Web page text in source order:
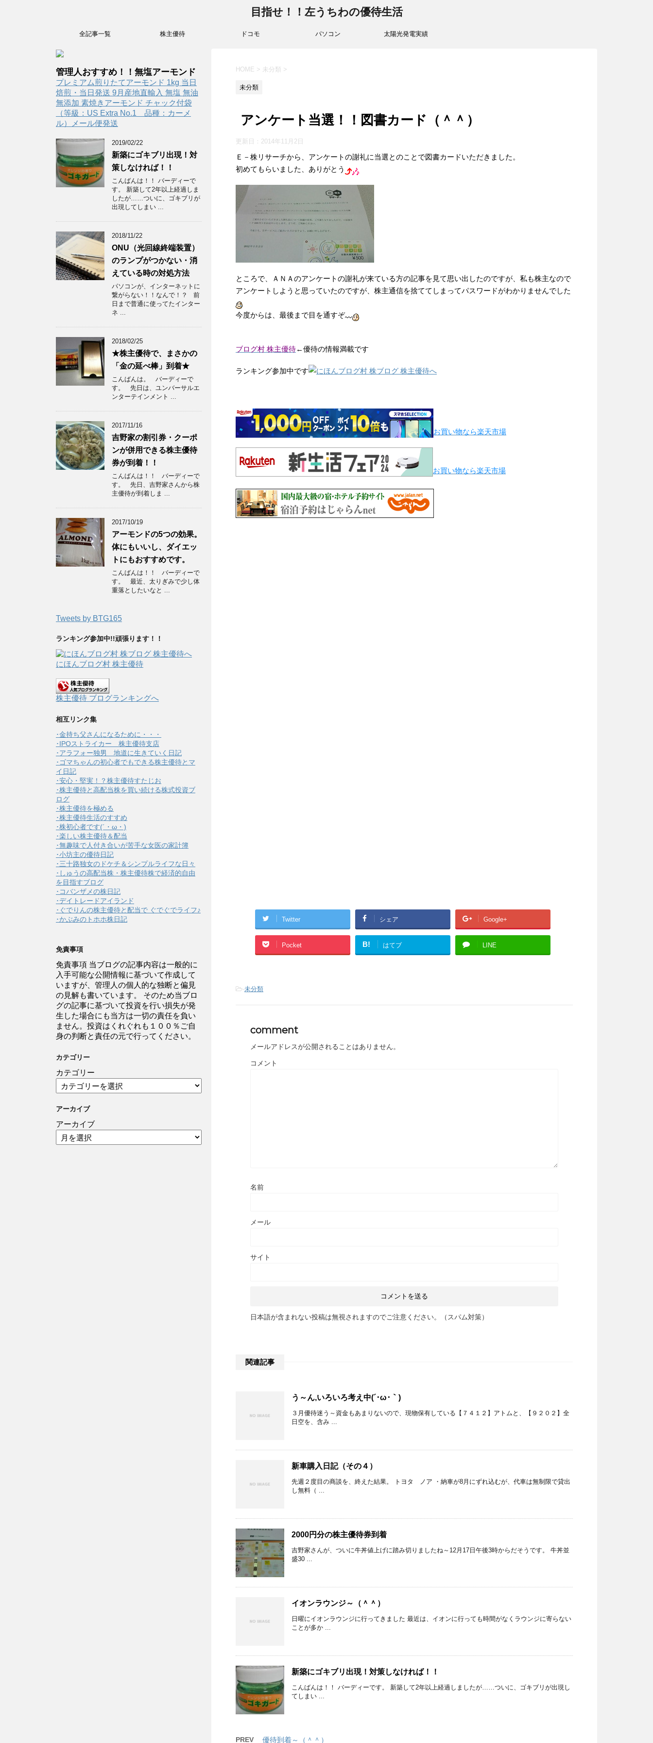
目指せ！！左うちわの優待生活
全記事一覧 株主優待 ドコモ パソコン 太陽光発電実績
HOME > 未分類 >
未分類
アンケート当選！！図書カード（＾＾）
更新日： 2014年11月2日
Ｅ－株リサーチから、アンケートの謝礼に当選とのことで図書カードいただきました。
初めてもらいました、ありがとう
ところで、ＡＮＡのアンケートの謝礼が来ている方の記事を見て思い出したのですが、私も株主なので
アンケートしようと思っていたのですが、株主通信を捨ててしまってパスワードがわかりませんでした
今度からは、最後まで目を通すぞ
ブログ村 株主優待←優待の情報満載です
ランキング参加中です
お買い物なら楽天市場
お買い物なら楽天市場
Twitter シェア Google+
Pocket B! はてブ LINE
-未分類
comment
メールアドレスが公開されることはありません。
コメント
名前
メール
サイト
日本語が含まれない投稿は無視されますのでご注意ください。（スパム対策）
関連記事
う～ん,いろいろ考え中(´･ω･｀)
３月優待迷う～資金もあまりないので、現物保有している【７４１２】アトムと、【９２０２】全
日空を、含み ...
新車購入日記（その４）
先週２度目の商談を、終えた結果。 トヨタ ノア ・納車が8月にずれ込むが、代車は無制限で貸出
し無料（ ...
2000円分の株主優待券到着
吉野家さんが、ついに牛丼値上げに踏み切りましたね～12月17日午後3時からだそうです。 牛丼並
盛30 ...
イオンラウンジ～（＾＾）
日曜にイオンラウンジに行ってきました 最近は、イオンに行っても時間がなくラウンジに寄らない
ことが多か ...
新築にゴキブリ出現！対策しなければ！！
こんばんは！！ バーディーです。 新築して2年以上経過しましたが……ついに、ゴキブリが出現し
てしまい ...
PREV 優待到着～（＾＾）
管理人おすすめ！！無塩アーモンド
プレミアム煎りたてアーモンド 1kg 当日
焙煎・当日発送 9月産地直輸入 無塩 無油
無添加 素焼きアーモンド チャック付袋
（等級：US Extra No.1 品種：カーメ
ル）メール便発送
2019/02/22
新築にゴキブリ出現！対
策しなければ！！
こんばんは！！ バーディーで
す。 新築して2年以上経過しま
したが……ついに、ゴキブリが
出現してしまい ...
2018/11/22
ONU（光回線終端装置）
のランプがつかない・消
えている時の対処方法
パソコンが、インターネットに
繋がらない！！なんで！？ 前
日まで普通に使ってたインター
ネ ...
2018/02/25
★株主優待で、まさかの
「金の延べ棒」到着★
こんばんは。 バーディーで
す。 先日は、ユンバーサルエ
ンターテインメント ...
2017/11/16
吉野家の割引券・クーポ
ンが併用できる株主優待
券が到着！！
こんばんは！！ バーディーで
す。 先日、吉野家さんから株
主優待が到着しま ...
2017/10/19
アーモンドの5つの効果。
体にもいいし、ダイエッ
トにもおすすめです。
こんばんは！！ バーディーで
す。 最近、太りぎみで少し体
重落としたいなと ...
Tweets by BTG165
ランキング参加中!!頑張ります！！
にほんブログ村 株主優待
株主優待 ブログランキングへ
相互リンク集
･金持ち父さんになるために・・・
･IPOストライカー 株主優待支店
･アラフォー独男 地道に生きていく日記
･ゴマちゃんの初心者でもできる株主優待とマ
イ日記
･安心・堅実！？株主優待すたじお
･株主優待と高配当株を買い続ける株式投資ブ
ログ
･株主優待を極める
･株主優待生活のすすめ
･株初心者です(´・ω・)
･楽しい株主優待＆配当
･無趣味で人付き合いが苦手な女医の家計簿
･小坊主の優待日記
･三十路独女のドケチ＆シンプルライフな日々
･しゅうの高配当株・株主優待株で経済的自由
を目指すブログ
･コバンザメの株日記
･デイトレードアイランド
･ぐでりんの株主優待と配当で ぐでぐでライフ♪
･かぶみのトホホ株日記
免責事項
免責事項 当ブログの記事内容は一般的に
入手可能な公開情報に基づいて作成して
いますが、管理人の個人的な独断と偏見
の見解も書いています。 そのため当ブロ
グの記事に基づいて投資を行い損失が発
生した場合にも当方は一切の責任を負い
ません。投資はくれぐれも１００％ご自
身の判断と責任の元で行ってください。
カテゴリー
カテゴリー
アーカイブ
アーカイブ